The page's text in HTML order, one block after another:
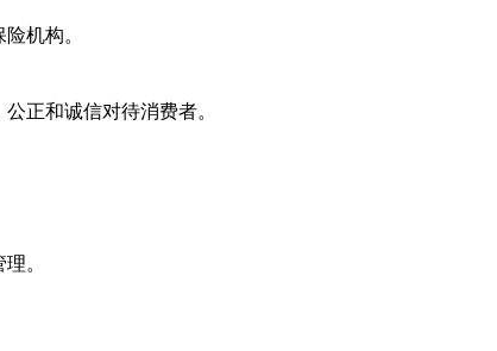
机构。
正和诚信对待消费者。
。